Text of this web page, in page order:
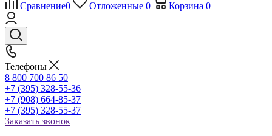
Сравнение0 Отложенные 0 Корзина 0
Телефоны
8 800 700 86 50
+7 (395) 328-55-36
+7 (908) 664-85-37
+7 (395) 328-55-37
Заказать звонок